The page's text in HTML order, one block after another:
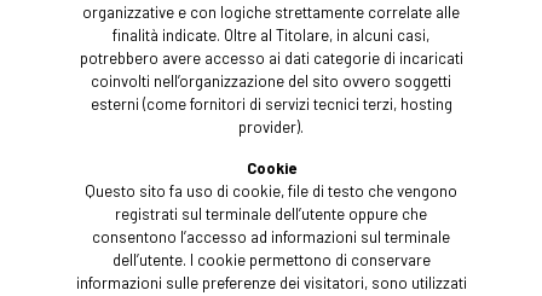
organizzative e con logiche strettamente correlate alle
finalità indicate. Oltre al Titolare, in alcuni casi,
potrebbero avere accesso ai dati categorie di incaricati
coinvolti nell’organizzazione del sito ovvero soggetti
esterni (come fornitori di servizi tecnici terzi, hosting
provider).
Cookie
Questo sito fa uso di cookie, file di testo che vengono
registrati sul terminale dell’utente oppure che
consentono l’accesso ad informazioni sul terminale
dell’utente. I cookie permettono di conservare
informazioni sulle preferenze dei visitatori, sono utilizzati